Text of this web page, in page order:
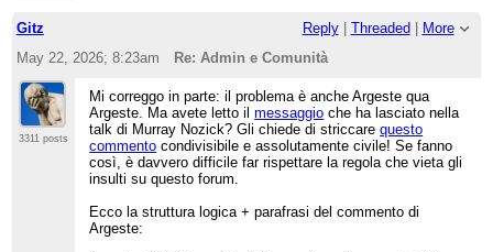
Gitz Reply| Threaded | More
May 22, 2026; 8:23am
Re: Admin e Comunità
3311 posts
Mi correggo in parte: il problema è anche Argeste qua
Argeste. Ma avete letto ilmessaggio che ha lasciato nella
talk di Murray Nozick? Gli chiede di striccarequesto
commento condivisibile e assolutamente civile! Se fanno
così, è davvero difficile far rispettare la regola che vieta gli
insulti su questo forum.
Ecco la struttura logica + parafrasi del commento di
Argeste: